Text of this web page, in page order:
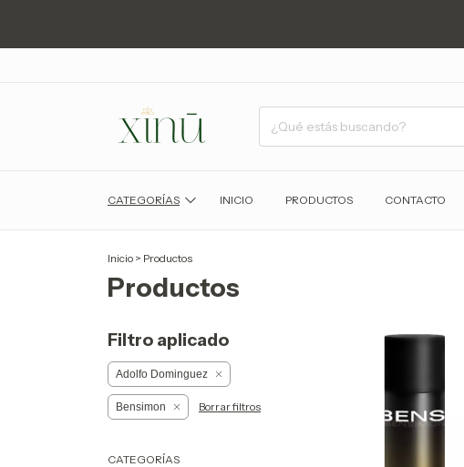
CATEGORÍAS INICIO PRODUCTOS CONTACTO
Inicio > Productos
Productos
Filtro aplicado
Adolfo Dominguez
Bensimon Borrar filtros
CATEGORÍAS